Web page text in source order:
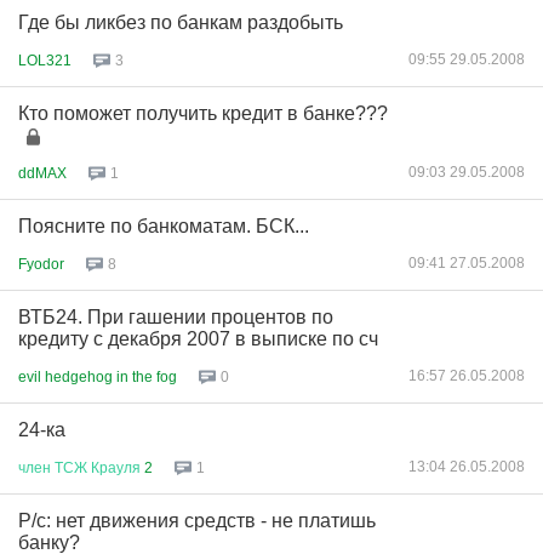
Где бы ликбез по банкам раздобыть
LOL321 3 09:55 29.05.2008
Кто поможет получить кредит в банке???
ddMAX 1 09:03 29.05.2008
Поясните по банкоматам. БСК...
Fyodor 8 09:41 27.05.2008
ВТБ24. При гашении процентов по
кредиту с декабря 2007 в выписке по сч
evil hedgehog in the fog 0 16:57 26.05.2008
24-ка
член ТСЖ Крауля 2 1 13:04 26.05.2008
Р/с: нет движения средств - не платишь
банку?